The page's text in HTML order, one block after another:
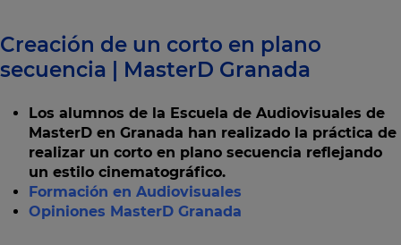
Creación de un corto en plano
secuencia | MasterD Granada
Los alumnos de la Escuela de Audiovisuales de
MasterD en Granada han realizado la práctica de
realizar un corto en plano secuencia reflejando
un estilo cinematográfico.
Formación en Audiovisuales
Opiniones MasterD Granada